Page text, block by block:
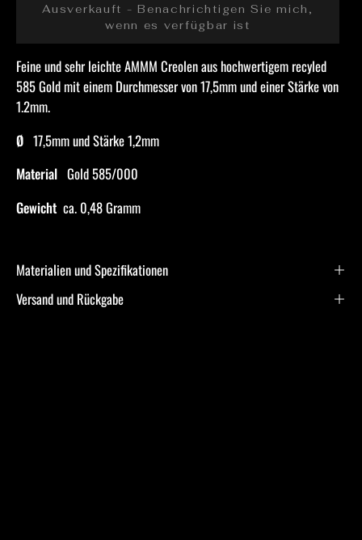
Ausverkauft - Benachrichtigen Sie mich,
wenn es verfügbar ist
Feine und sehr leichte AMMM Creolen aus hochwertigem recyled
585 Gold mit einem Durchmesser von 17,5mm und einer Stärke von
1.2mm.
Ø 17,5mm und Stärke 1,2mm
Material Gold 585/000
Gewicht ca. 0,48 Gramm
Materialien und Spezifikationen
Versand und Rückgabe